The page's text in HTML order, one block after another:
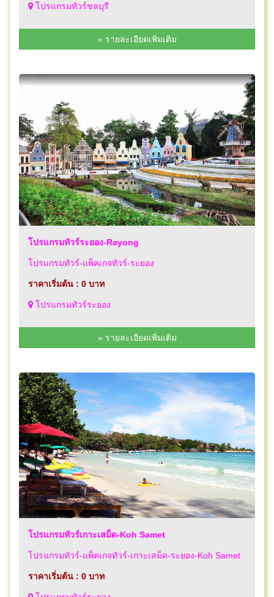
โปรแกรมทัวร์ชลบุรี
» รายละเอียดเพิ่มเติม
โปรแกรมทัวร์ระยอง-Rayong
โปรแกรมทัวร์-แพ็คเกจทัวร์-ระยอง
ราคาเริ่มต้น : 0 บาท
โปรแกรมทัวร์ระยอง
» รายละเอียดเพิ่มเติม
โปรแกรมทัวร์เกาะเสม็ด-Koh Samet
โปรแกรมทัวร์-แพ็คเกจทัวร์-เกาะเสม็ด-ระยอง-Koh Samet
ราคาเริ่มต้น : 0 บาท